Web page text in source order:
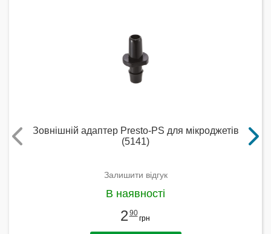
Зовнішній адаптер Presto-PS для мікроджетів
(5141)
Залишити відгук
В наявності
2 90
грн